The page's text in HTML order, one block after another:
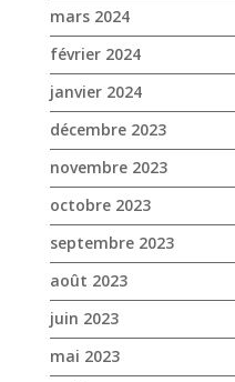
mars 2024
février 2024
janvier 2024
décembre 2023
novembre 2023
octobre 2023
septembre 2023
août 2023
juin 2023
mai 2023